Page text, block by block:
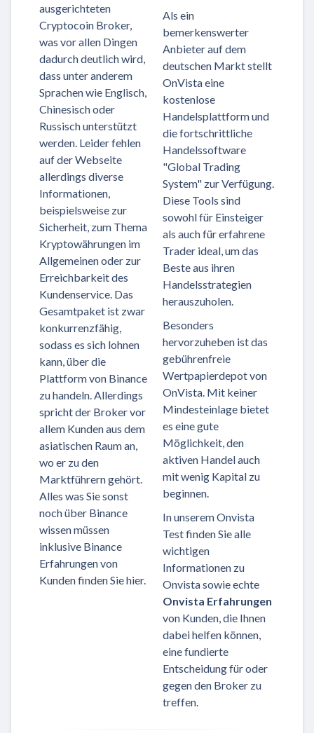
ausgerichteten
Cryptocoin Broker,
was vor allen Dingen
dadurch deutlich wird,
dass unter anderem
Sprachen wie Englisch,
Chinesisch oder
Russisch unterstützt
werden. Leider fehlen
auf der Webseite
allerdings diverse
Informationen,
beispielsweise zur
Sicherheit, zum Thema
Kryptowährungen im
Allgemeinen oder zur
Erreichbarkeit des
Kundenservice. Das
Gesamtpaket ist zwar
konkurrenzfähig,
sodass es sich lohnen
kann, über die
Plattform von Binance
zu handeln. Allerdings
spricht der Broker vor
allem Kunden aus dem
asiatischen Raum an,
wo er zu den
Marktführern gehört.
Alles was Sie sonst
noch über Binance
wissen müssen
inklusive Binance
Erfahrungen von
Kunden finden Sie hier.
Als ein
bemerkenswerter
Anbieter auf dem
deutschen Markt stellt
OnVista eine
kostenlose
Handelsplattform und
die fortschrittliche
Handelssoftware
"Global Trading
System" zur Verfügung.
Diese Tools sind
sowohl für Einsteiger
als auch für erfahrene
Trader ideal, um das
Beste aus ihren
Handelsstrategien
herauszuholen.
Besonders
hervorzuheben ist das
gebührenfreie
Wertpapierdepot von
OnVista. Mit keiner
Mindesteinlage bietet
es eine gute
Möglichkeit, den
aktiven Handel auch
mit wenig Kapital zu
beginnen.
In unserem Onvista
Test finden Sie alle
wichtigen
Informationen zu
Onvista sowie echte
Onvista Erfahrungen
von Kunden, die Ihnen
dabei helfen können,
eine fundierte
Entscheidung für oder
gegen den Broker zu
treffen.